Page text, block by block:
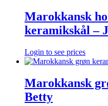
Marokkansk
keramikskål –
Login to see prices
Marokkansk
Betty